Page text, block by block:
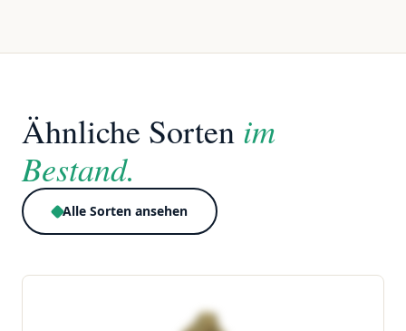
Ähnliche Sorten im
Bestand.
Alle Sorten ansehen